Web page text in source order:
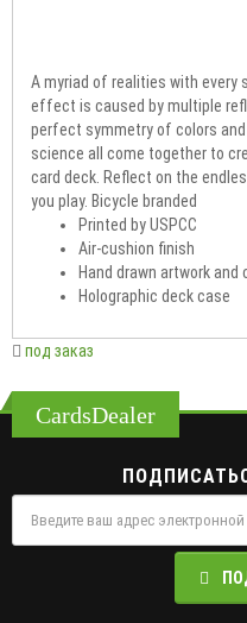
НЕВОЗМОЖНА!
СРОК ПОСТАВКИ: 30-80
A myriad of realities with every
effect is caused by multiple
perfect symmetry of colors
science all come together to
card deck. Reflect on the
Printed by USPCC
Hand drawn artwork and
Holographic deck case
CardsDealer